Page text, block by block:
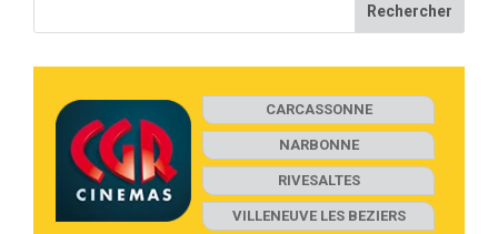
CARCASSONNE
NARBONNE
RIVESALTES
VILLENEUVE LES BEZIERS